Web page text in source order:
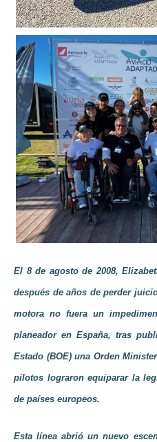
El 8 de agosto de 2008,
después de años de perder
motora no fuera un
planeador en España, tras
Estado (BOE)una Orden
pilotos lograron equiparar la
de países europeos.
Esta línea abrió un nuevo